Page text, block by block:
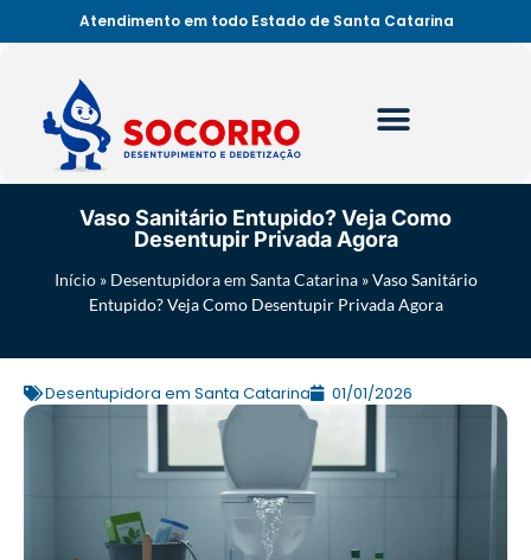
Atendimento em todo Estado de Santa Catarina
Vaso Sanitário Entupido? Veja Como
Desentupir Privada Agora
Início» Desentupidora em Santa Catarina»Vaso Sanitário
Entupido? Veja Como Desentupir Privada Agora
Desentupidora em Santa Catarina 01/01/2026